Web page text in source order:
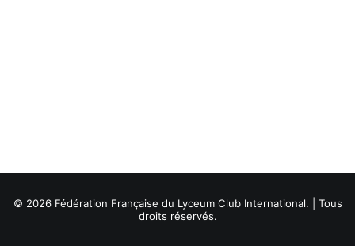
© 2026 Fédération Française du Lyceum Club International. | Tous
droits réservés.